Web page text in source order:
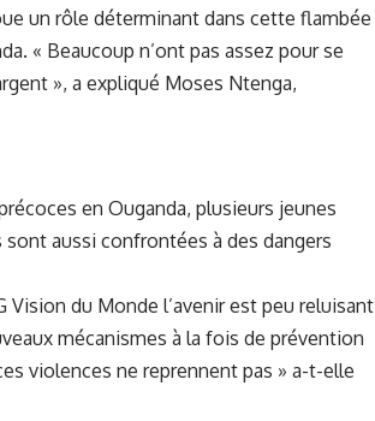
un rôle déterminant dans cette flambée
« Beaucoup n’ont pas assez pour se
», a expliqué Moses Ntenga,
en Ouganda, plusieurs jeunes
sont aussi confrontées à des dangers
Vision du Monde l’avenir est peu reluisant
mécanismes à la fois de prévention
violences ne reprennent pas » a-t-elle